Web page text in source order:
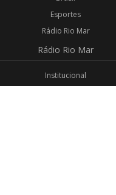
Esportes
Rádio Rio Mar
Rádio Rio Mar
Institucional